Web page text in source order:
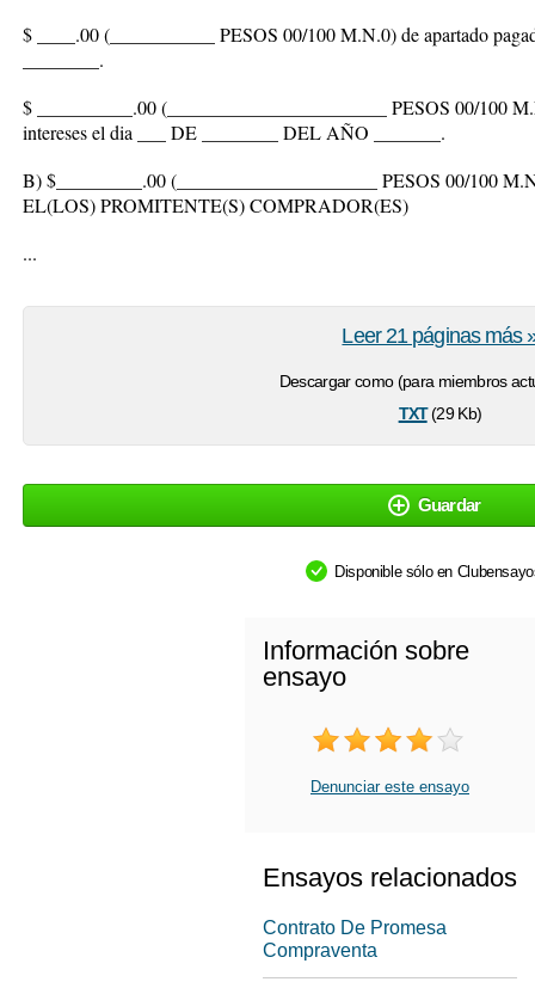
$ ____.00 (___________ PESOS 00/100 M.N.0) de apartado
________.
$ __________.00 (_______________________ PESOS 00/100
intereses el dia ___ DE ________ DEL AÑO _______.
B) $_________.00 (_____________________ PESOS 00/100
EL(LOS) PROMITENTE(S) COMPRADOR(ES)
...
Descargar como (para miembros
txt(29 Kb)
Leer 21 páginas más
Guardar
Disponible sólo en
Información sobre
ensayo
Denunciar este ensayo
Ensayos relacionados
Contrato De Promesa
Compraventa